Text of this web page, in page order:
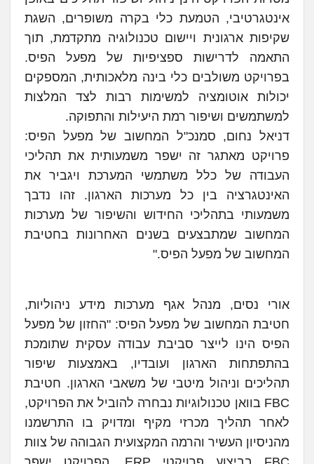
אינטגרטיבי, הטמעת כלי בקרה משופרים, השגת
שקיפות ארגונית ויישום טכנולוגיה מתקדמת, תוך
התאמה לדרישות ספציפיות של מפעל הפיס.
בפרויקט משולבים כלי בינה מלאכותית, המספקים
יכולות אוטומציה למשימות רבות לצד המלצות
למשתמשים ושיפור רמת היעילות והתפוקה.
דניאל נחום, סמנכ"ל המחשוב של מפעל הפיס:
פרויקט מאתגר זה ישפר משמעותית את תהליכי
העבודה של כלל משתמשי המערכת ויגביר את
האינטגרציה בין כל מערכות הארגון. זהו נדבך
משמעותי בתהליכי החידוש והשיפור של מערכות
המחשוב שמתבצעים בשנים האחרונות בחטיבת
המחשוב של מפעל הפיס."
אורי נסים, מנהל אגף מערכות מידע ניהוליות,
חטיבת המחשוב של מפעל הפיס: "החזון של מפעל
הפיס הינו לייצר סביבת עבודה עסקית שתומכת
בהתפתחות הארגון ועובדיו, באמצעות שיפור
תהליכים וניהול מיטבי של משאבי הארגון. חטיבת
FBC בוואן טכנולוגיות נבחרה להוביל את הפרויקט,
לאחר תהליך מכרזי מקיף ומדויק בו התרשמנו
מהניסיון העשיר והרמה המקצועית הגבוהה של צוות